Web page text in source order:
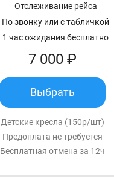
Отслеживание рейса
По звонку или с табличкой
1 час ожидания бесплатно
7 000 ₽
Выбрать
Детские кресла (150р/шт)
Предоплата не требуется
Бесплатная отмена за 12ч